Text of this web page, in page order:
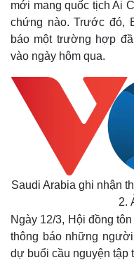
mới mang quốc tịch Ai
chứng nào. Trước đó,
báo một trường hợp
vào ngày hôm qua.
Saudi Arabia ghi nhận
2.
Ngày 12/3, Hội đồng
thông báo những
dự buổi cầu nguyện tập